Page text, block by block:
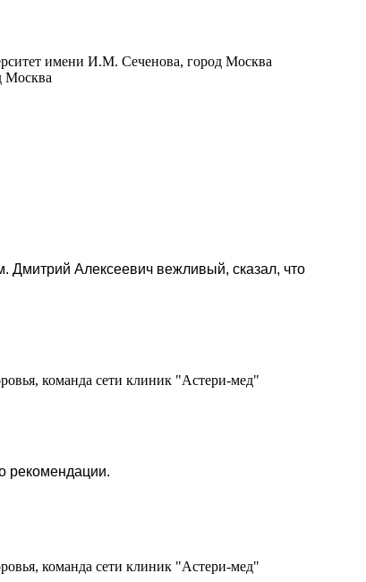
имени И.М. Сеченова, город Москва
Москва
Дмитрий Алексеевич вежливый, сказал, что
команда сети клиник "Астери-мед"
рекомендации.
команда сети клиник "Астери-мед"